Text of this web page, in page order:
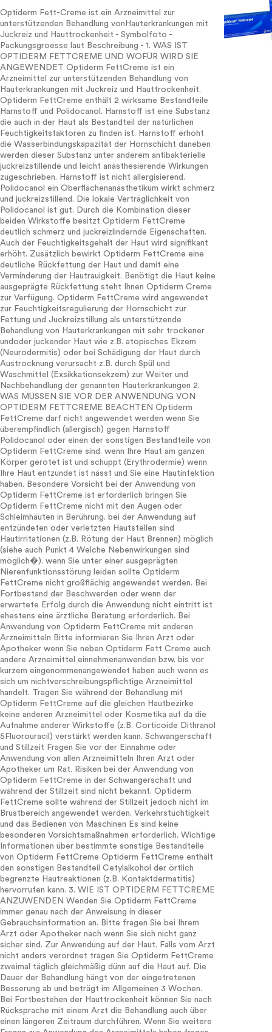
Optiderm Fett-Creme ist ein Arzneimittel zur
unterstützenden Behandlung vonHauterkrankungen mit
Juckreiz und Hauttrockenheit - Symbolfoto -
Packungsgroesse laut Beschreibung - 1. WAS IST
OPTIDERM FETTCREME UND WOFÜR WIRD SIE
ANGEWENDET Optiderm FettCreme ist ein
Arzneimittel zur unterstützenden Behandlung von
Hauterkrankungen mit Juckreiz und Hauttrockenheit.
Optiderm FettCreme enthält 2 wirksame Bestandteile
Harnstoff und Polidocanol. Harnstoff ist eine Substanz
die auch in der Haut als Bestandteil der natürlichen
Feuchtigkeitsfaktoren zu finden ist. Harnstoff erhöht
die Wasserbindungskapazität der Hornschicht daneben
werden dieser Substanz unter anderem antibakterielle
juckreizstillende und leicht anästhesierende Wirkungen
zugeschrieben. Harnstoff ist nicht allergisierend.
Polidocanol ein Oberflächenanästhetikum wirkt schmerz
und juckreizstillend. Die lokale Verträglichkeit von
Polidocanol ist gut. Durch die Kombination dieser
beiden Wirkstoffe besitzt Optiderm FettCreme
deutlich schmerz und juckreizlindernde Eigenschaften.
Auch der Feuchtigkeitsgehalt der Haut wird signifikant
erhöht. Zusätzlich bewirkt Optiderm FettCreme eine
deutliche Rückfettung der Haut und damit eine
Verminderung der Hautrauigkeit. Benötigt die Haut keine
ausgeprägte Rückfettung steht Ihnen Optiderm Creme
zur Verfügung. Optiderm FettCreme wird angewendet
zur Feuchtigkeitsregulierung der Hornschicht zur
Fettung und Juckreizstillung als unterstützende
Behandlung von Hauterkrankungen mit sehr trockener
undoder juckender Haut wie z.B. atopisches Ekzem
(Neurodermitis) oder bei Schädigung der Haut durch
Austrocknung verursacht z.B. durch Spül und
Waschmittel (Exsikkationsekzem) zur Weiter und
Nachbehandlung der genannten Hauterkrankungen 2.
WAS MÜSSEN SIE VOR DER ANWENDUNG VON
OPTIDERM FETTCREME BEACHTEN Optiderm
FettCreme darf nicht angewendet werden wenn Sie
überempfindlich (allergisch) gegen Harnstoff
Polidocanol oder einen der sonstigen Bestandteile von
Optiderm FettCreme sind. wenn Ihre Haut am ganzen
Körper gerötet ist und schuppt (Erythrodermie) wenn
Ihre Haut entzündet ist nässt und Sie eine Hautinfektion
haben. Besondere Vorsicht bei der Anwendung von
Optiderm FettCreme ist erforderlich bringen Sie
Optiderm FettCreme nicht mit den Augen oder
Schleimhäuten in Berührung. bei der Anwendung auf
entzündeten oder verletzten Hautstellen sind
Hautirritationen (z.B. Rötung der Haut Brennen) möglich
(siehe auch Punkt 4 Welche Nebenwirkungen sind
möglich�). wenn Sie unter einer ausgeprägten
Nierenfunktionsstörung leiden sollte Optiderm
FettCreme nicht großflächig angewendet werden. Bei
Fortbestand der Beschwerden oder wenn der
erwartete Erfolg durch die Anwendung nicht eintritt ist
ehestens eine ärztliche Beratung erforderlich. Bei
Anwendung von Optiderm FettCreme mit anderen
Arzneimitteln Bitte informieren Sie Ihren Arzt oder
Apotheker wenn Sie neben Optiderm Fett Creme auch
andere Arzneimittel einnehmenanwenden bzw. bis vor
kurzem eingenommenangewendet haben auch wenn es
sich um nichtverschreibungspflichtige Arzneimittel
handelt. Tragen Sie während der Behandlung mit
Optiderm FettCreme auf die gleichen Hautbezirke
keine anderen Arzneimittel oder Kosmetika auf da die
Aufnahme anderer Wirkstoffe (z.B. Corticoide Dithranol
5Fluorouracil) verstärkt werden kann. Schwangerschaft
und Stillzeit Fragen Sie vor der Einnahme oder
Anwendung von allen Arzneimitteln Ihren Arzt oder
Apotheker um Rat. Risiken bei der Anwendung von
Optiderm FettCreme in der Schwangerschaft und
während der Stillzeit sind nicht bekannt. Optiderm
FettCreme sollte während der Stillzeit jedoch nicht im
Brustbereich angewendet werden. Verkehrstüchtigkeit
und das Bedienen von Maschinen Es sind keine
besonderen Vorsichtsmaßnahmen erforderlich. Wichtige
Informationen über bestimmte sonstige Bestandteile
von Optiderm FettCreme Optiderm FettCreme enthält
den sonstigen Bestandteil Cetylalkohol der örtlich
begrenzte Hautreaktionen (z.B. Kontaktdermatitis)
hervorrufen kann. 3. WIE IST OPTIDERM FETTCREME
ANZUWENDEN Wenden Sie Optiderm FettCreme
immer genau nach der Anweisung in dieser
Gebrauchsinformation an. Bitte fragen Sie bei Ihrem
Arzt oder Apotheker nach wenn Sie sich nicht ganz
sicher sind. Zur Anwendung auf der Haut. Falls vom Arzt
nicht anders verordnet tragen Sie Optiderm FettCreme
zweimal täglich gleichmäßig dünn auf die Haut auf. Die
Dauer der Behandlung hängt von der eingetretenen
Besserung ab und beträgt im Allgemeinen 3 Wochen.
Bei Fortbestehen der Hauttrockenheit können Sie nach
Rücksprache mit einem Arzt die Behandlung auch über
einen längeren Zeitraum durchführen. Wenn Sie weitere